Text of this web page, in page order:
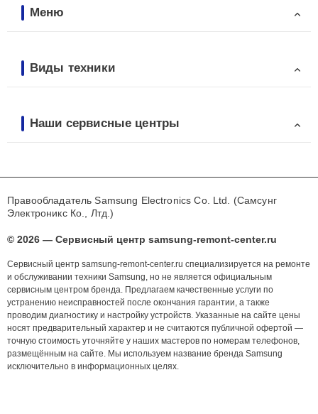
Меню
Виды техники
Наши сервисные центры
Правообладатель Samsung Electronics Co. Ltd. (Самсунг
Электроникс Ко., Лтд.)
© 2026 — Сервисный центр samsung-remont-center.ru
Сервисный центр samsung-remont-center.ru специализируется на ремонте
и обслуживании техники Samsung, но не является официальным
сервисным центром бренда. Предлагаем качественные услуги по
устранению неисправностей после окончания гарантии, а также
проводим диагностику и настройку устройств. Указанные на сайте цены
носят предварительный характер и не считаются публичной офертой —
точную стоимость уточняйте у наших мастеров по номерам телефонов,
размещённым на сайте. Мы используем название бренда Samsung
исключительно в информационных целях.